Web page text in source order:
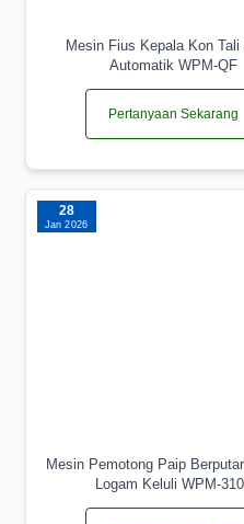
Mesin Fius Kepala Kon Tali
Automatik WPM-QF
Pertanyaan Sekarang
28
Jan 2026
Mesin Pemotong Paip
Logam Keluli WPM-